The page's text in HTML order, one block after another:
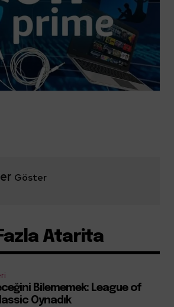
Göster
Atarita
Bilememek: League of
Oynadık